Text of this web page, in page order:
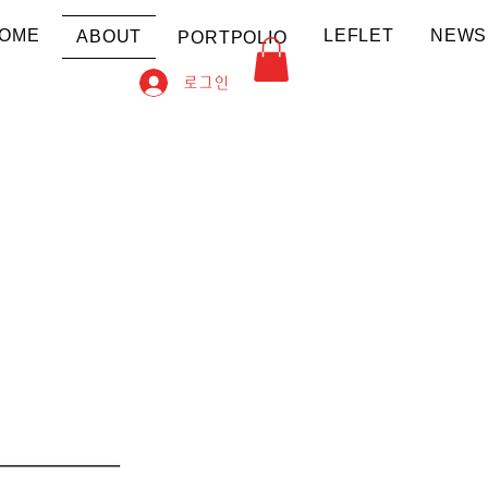
ABOUT PORTPOLIO LEFLET NEWS
로그인